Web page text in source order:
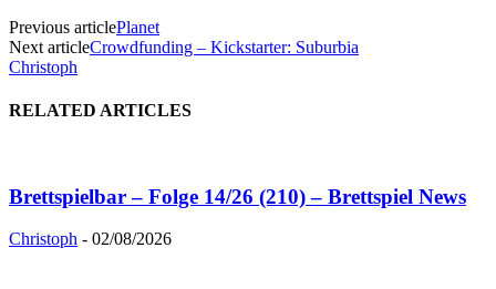
Previous articlePlanet
Next articleCrowdfunding – Kickstarter: Suburbia
Christoph
RELATED ARTICLES
Brettspielbar – Folge 14/26 (210) – Brettspiel News
Christoph - 02/08/2026